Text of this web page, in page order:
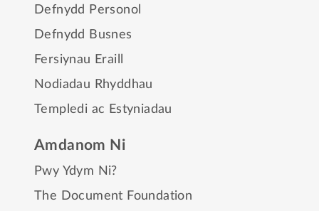
Defnydd Personol
Defnydd Busnes
Fersiynau Eraill
Nodiadau Rhyddhau
Templedi ac Estyniadau
Amdanom Ni
Pwy Ydym Ni?
The Document Foundation